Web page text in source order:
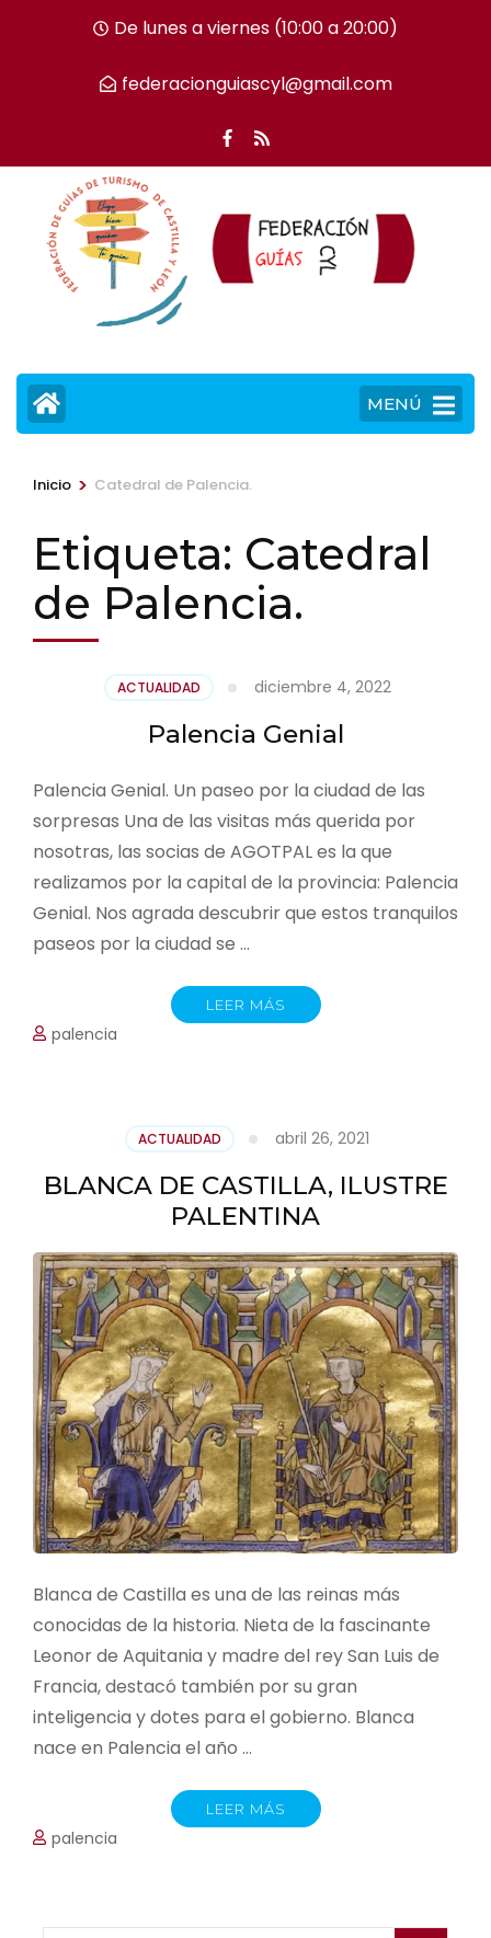
tecla
De lunes a viernes (10:00 a 20:00)
federacionguiascyl@gmail.com
MENÚ
Inicio > Catedral de Palencia.
Etiqueta: Catedral
de Palencia.
ACTUALIDAD diciembre 4, 2022
Palencia Genial
Palencia Genial. Un paseo por la ciudad de las
sorpresas Una de las visitas más querida por
nosotras, las socias de AGOTPAL es la que
realizamos por la capital de la provincia: Palencia
Genial. Nos agrada descubrir que estos tranquilos
paseos por la ciudad se …
LEER MÁS
palencia
ACTUALIDAD abril 26, 2021
BLANCA DE CASTILLA, ILUSTRE
PALENTINA
Blanca de Castilla es una de las reinas más
conocidas de la historia. Nieta de la fascinante
Leonor de Aquitania y madre del rey San Luis de
Francia, destacó también por su gran
inteligencia y dotes para el gobierno. Blanca
nace en Palencia el año …
LEER MÁS
palencia